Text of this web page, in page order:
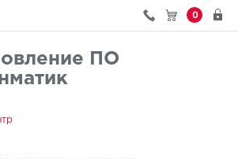
0
ПО